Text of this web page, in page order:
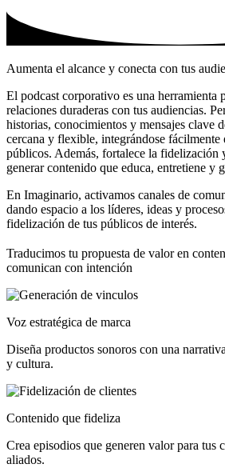
Aumenta el alcance y conecta con tus
El podcast corporativo es una herramienta
relaciones duraderas con tus audiencias.
historias, conocimientos y mensajes clave
cercana y flexible, integrándose fácilmente
públicos. Además, fortalece la fidelización
generar contenido que educa, entretiene y
En Imaginario, activamos canales de
dando espacio a los líderes, ideas y
fidelización de tus públicos de interés.
Traducimos tu propuesta de valor en
comunican con intención
Voz estratégica de marca
Diseña productos sonoros con una
y cultura.
Contenido que fideliza
Crea episodios que generen valor para tus
aliados.